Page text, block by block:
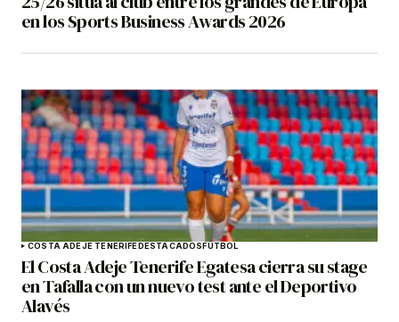
en los Sports Business Awards 2026
COSTA ADEJE TENERIFE DESTACADOS FÚTBOL
El Costa Adeje Tenerife Egatesa cierra su stage
en Tafalla con un nuevo test ante el Deportivo
Alavés